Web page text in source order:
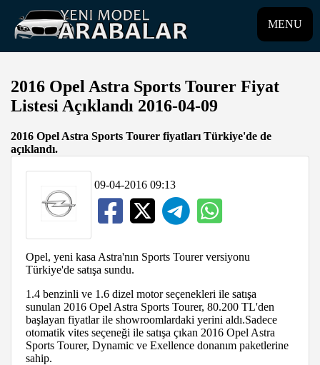
MENU
2016 Opel Astra Sports Tourer Fiyat
Listesi Açıklandı 2016-04-09
2016 Opel Astra Sports Tourer fiyatları Türkiye'de de
açıklandı.
09-04-2016 09:13
Opel, yeni kasa Astra'nın Sports Tourer versiyonu
Türkiye'de satışa sundu.
1.4 benzinli ve 1.6 dizel motor seçenekleri ile satışa
sunulan 2016 Opel Astra Sports Tourer, 80.200 TL'den
başlayan fiyatlar ile showroomlardaki yerini aldı.Sadece
otomatik vites seçeneği ile satışa çıkan 2016 Opel Astra
Sports Tourer, Dynamic ve Exellence donanım paketlerine
sahip.